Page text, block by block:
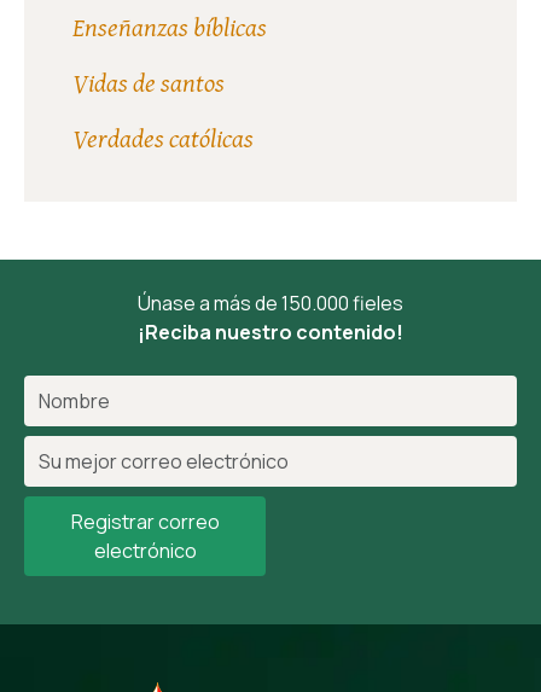
Enseñanzas bíblicas
Vidas de santos
Verdades católicas
Únase a más de 150.000 fieles
¡Reciba nuestro contenido!
Registrar correo
electrónico